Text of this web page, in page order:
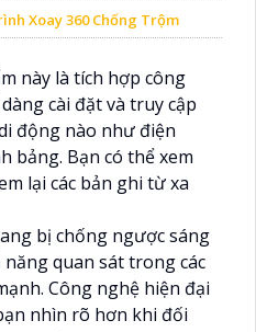
Xoay 360 Chống Trộm
này là tích hợp công
cài đặt và truy cập
động nào như điện
bảng. Bạn có thể xem
lại các bản ghi từ xa
bị chống ngược sáng
quan sát trong các
Công nghệ hiện đại
nhìn rõ hơn khi đối